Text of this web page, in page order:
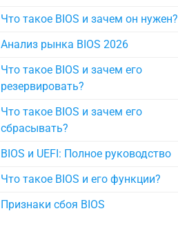
Что такое BIOS и зачем он нужен?
Анализ рынка BIOS 2026
Что такое BIOS и зачем его
резервировать?
Что такое BIOS и зачем его
сбрасывать?
BIOS и UEFI: Полное руководство
Что такое BIOS и его функции?
Признаки сбоя BIOS